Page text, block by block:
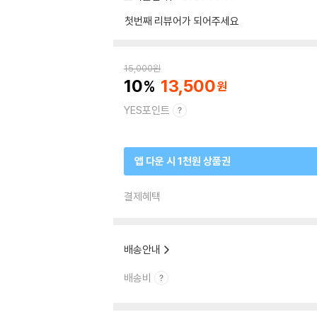
첫번째 리뷰어가 되어주세요
15,000원
10 13,500
YES포인트
앱 다운 시 1천원 상품권
결제혜택
배송안내
배송비